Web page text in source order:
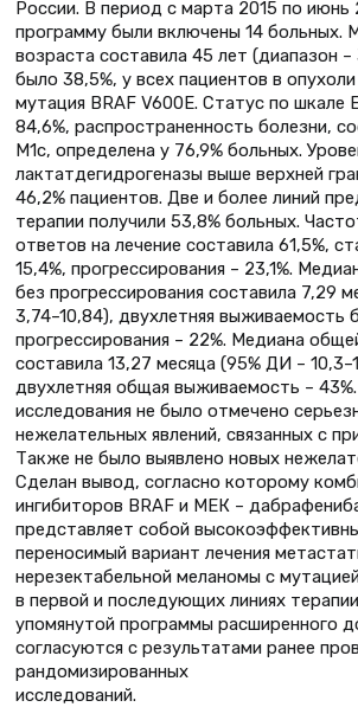
России. В период с марта 2015 по июнь
программу были включены 14 больных.
возраста составила 45 лет (диапазон
было 38,5%, у всех пациентов в
мутация BRAF V600E. Статус по шкале
84,6%, распространенность болезни,
M1c, определена у 76,9% больных.
лактатдегидрогеназы выше верхней
46,2% пациентов. Две и более линий
терапии получили 53,8% больных.
ответов на лечение составила 61,5%,
15,4%, прогрессирования – 23,1%.
без прогрессирования составила 7,29
3,74–10,84), двухлетняя выживаемость
прогрессирования – 22%. Медиана
составила 13,27 месяца (95% ДИ –
двухлетняя общая выживаемость –
исследования не было отмечено
нежелательных явлений, связанных с
Также не было выявлено новых
Сделан вывод, согласно которому
ингибиторов BRAF и МЕК –
представляет собой
переносимый вариант лечения
нерезектабельной меланомы с
в первой и последующих линиях
упомянутой программы расширенного
согласуются с результатами ранее
рандомизированных
исследований.